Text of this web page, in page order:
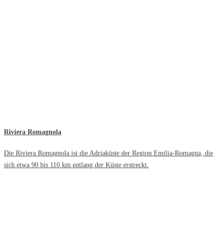
Riviera Romagnola
Die Riviera Romagnola ist die Adriaküste der Region Emilia-Romagna, die
sich etwa 90 bis 110 km entlang der Küste erstreckt.